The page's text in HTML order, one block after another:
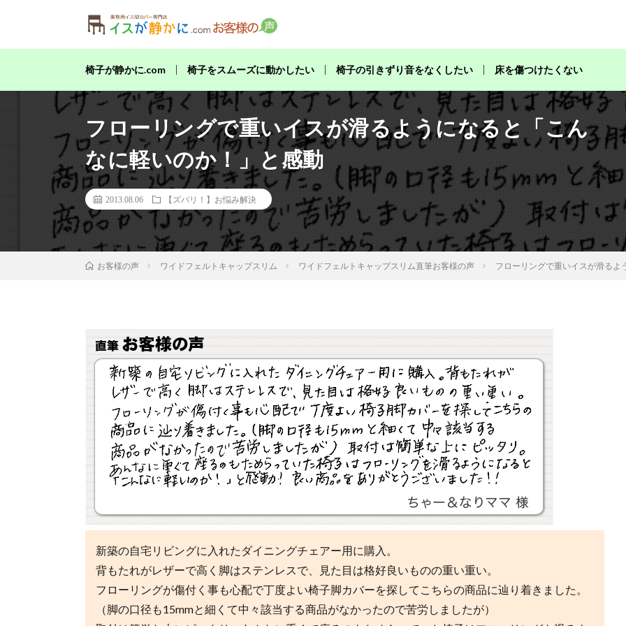
椅子が静かに.com 椅子をスムーズに動かしたい 椅子の引きずり音をなくしたい 床を傷つけたくない
フローリングで重いイスが滑るようになると「こん
なに軽いのか！」と感動
2013.08.06 【ズバリ！】お悩み解決
お客様の声 ワイドフェルトキャップスリム ワイドフェルトキャップスリム直筆お客様の声 フローリングで重いイスが滑る
新築の自宅リビングに入れたダイニングチェアー用に購入。
背もたれがレザーで高く脚はステンレスで、見た目は格好良いものの重い重い。
フローリングが傷付く事も心配で丁度よい椅子脚カバーを探してこちらの商品に辿り着きました。
（脚の口径も15mmと細くて中々該当する商品がなかったので苦労しましたが）